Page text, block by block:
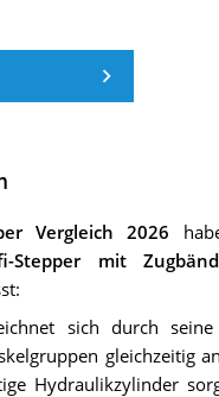
Vergleich 2026
Stepper mit
sich durch seine
gleichzeitig
Hydraulikzylinder